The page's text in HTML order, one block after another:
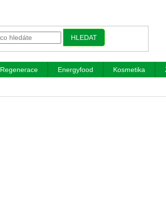
HLEDAT
Regenerace Energyfood Kosmetika